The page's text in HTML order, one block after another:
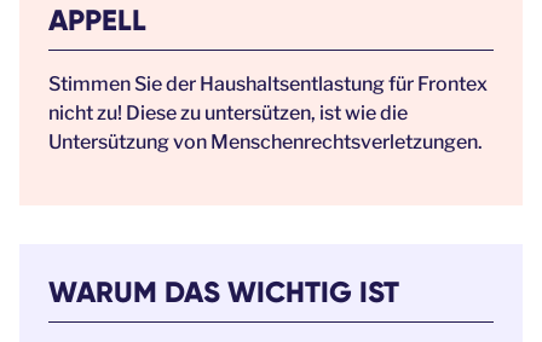
APPELL
Stimmen Sie der Haushaltsentlastung für Frontex
nicht zu! Diese zu untersützen, ist wie die
Untersützung von Menschenrechtsverletzungen.
WARUM DAS WICHTIG IST